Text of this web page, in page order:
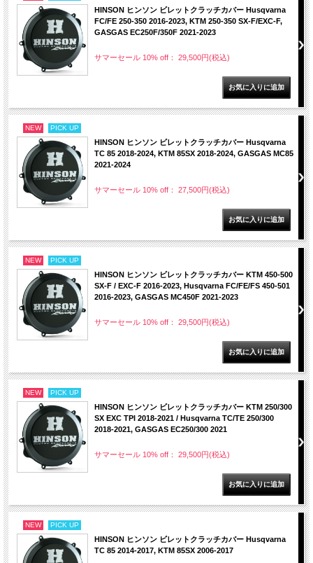
HINSON ヒンソン ビレットクラッチカバー Husqvarna
FC/FE 250-350 2016-2023, KTM 250-350 SX-F/EXC-F,
GASGAS EC250F/350F 2021-2023
サマーセール 10% off： 29,500円(税込)
NEW PICK UP
HINSON ヒンソン ビレットクラッチカバー Husqvarna
TC 85 2018-2024, KTM 85SX 2018-2024, GASGAS MC85
2021-2024
サマーセール 10% off： 27,500円(税込)
NEW PICK UP
HINSON ヒンソン ビレットクラッチカバー KTM 450-500
SX-F / EXC-F 2016-2023, Husqvarna FC/FE/FS 450-501
2016-2023, GASGAS MC450F 2021-2023
サマーセール 10% off： 29,500円(税込)
NEW PICK UP
HINSON ヒンソン ビレットクラッチカバー KTM 250/300
SX EXC TPI 2018-2021 / Husqvarna TC/TE 250/300
2018-2021, GASGAS EC250/300 2021
サマーセール 10% off： 29,500円(税込)
NEW PICK UP
HINSON ヒンソン ビレットクラッチカバー Husqvarna
TC 85 2014-2017, KTM 85SX 2006-2017